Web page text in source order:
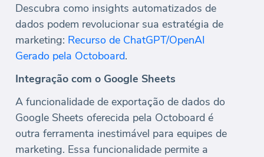
Descubra como insights automatizados de
dados podem revolucionar sua estratégia de
marketing: Recurso de ChatGPT/OpenAI
Gerado pela Octoboard.
Integração com o Google Sheets
A funcionalidade de exportação de dados do
Google Sheets oferecida pela Octoboard é
outra ferramenta inestimável para equipes de
marketing. Essa funcionalidade permite a